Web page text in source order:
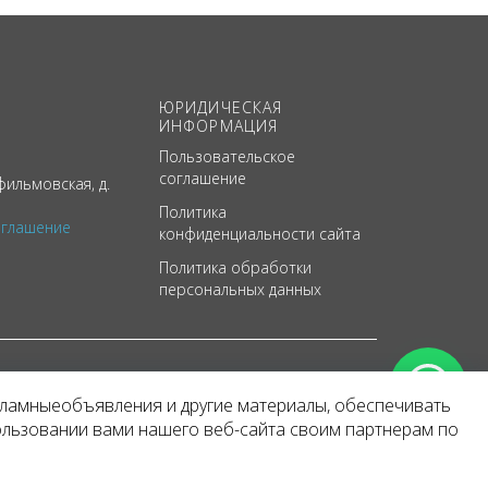
д.
ЮРИДИЧЕСКАЯ
ИНФОРМАЦИЯ
Пользовательское
соглашение
Политика
конфиденциальности сайта
Политика обработки
персональных данных
и другие материалы, обеспечивать
вами нашего веб-сайта своим партнерам по